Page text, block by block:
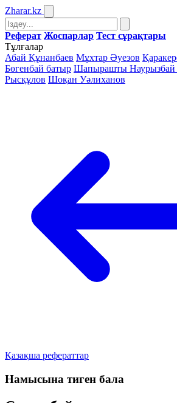
Zharar.kz
Реферат Жоспарлар Тест сұрақтары
Тұлғалар
Абай Құнанбаев Мұхтар Әуезов
Бөгенбай батыр Шапырашты Наурызбай
Рысқұлов Шоқан Уәлиханов
Қазақша рефераттар
Намысына тиген бала